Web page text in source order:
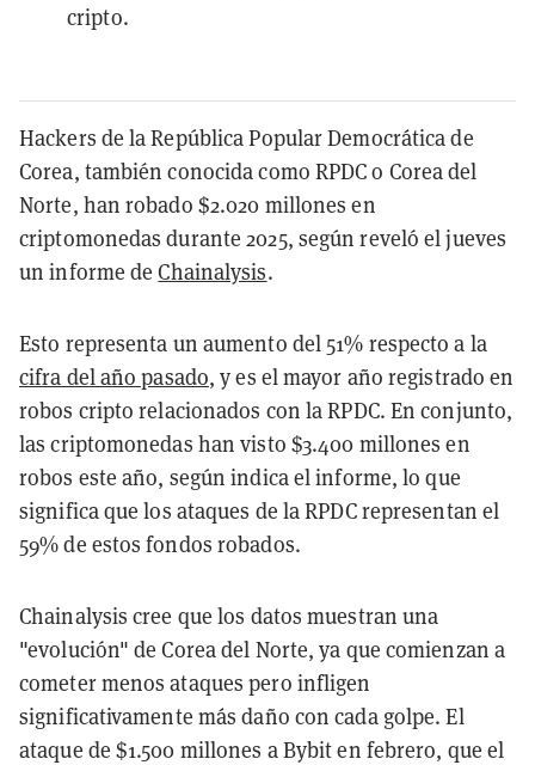
cripto.
Hackers de la República Popular Democrática de
Corea, también conocida como RPDC o Corea del
Norte, han robado $2.020 millones en
criptomonedas durante 2025, según reveló el jueves
un informe deChainalysis.
Esto representa un aumento del 51% respecto a la
cifra del año pasado, y es el mayor año registrado en
robos cripto relacionados con la RPDC. En conjunto,
las criptomonedas han visto $3.400 millones en
robos este año, según indica el informe, lo que
significa que los ataques de la RPDC representan el
59% de estos fondos robados.
Chainalysis cree que los datos muestran una
"evolución" de Corea del Norte, ya que comienzan a
cometer menos ataques pero infligen
significativamente más daño con cada golpe. El
ataque de $1.500 millones a Bybit en febrero, que el